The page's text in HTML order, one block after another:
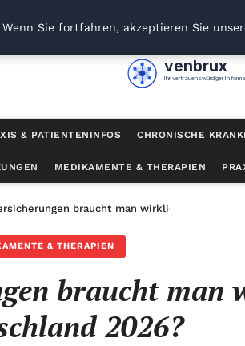
venbrux
Ihr vertrauenswürdiger
& PATIENTENINFOS CHRONISCHE
MEDIKAMENTE & THERAPIEN
braucht man wirklich in
& THERAPIEN
braucht man
2026?
Sie fortfahren, akzeptieren Sie